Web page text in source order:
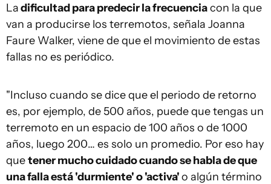
Ladificultad para predecir la frecuenciacon la que
van a producirse los terremotos, señala Joanna
Faure Walker, viene de que el movimiento de estas
fallas no es periódico.
"Incluso cuando se dice que el periodo de retorno
es, por ejemplo, de 500 años, puede que tengas un
terremoto en un espacio de 100 años o de 1000
años, luego 200… es solo un promedio. Por eso hay
quetener mucho cuidado cuando se habla de que
una falla está 'durmiente' o 'activa'o algún término